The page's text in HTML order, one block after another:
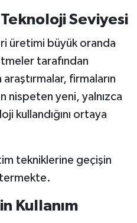
Seviyesi
üretimi büyük oranda
tarafından
firmaların
nispeten yeni, yalnızca
kullandığını ortaya
tekniklerine geçişin
Kullanım